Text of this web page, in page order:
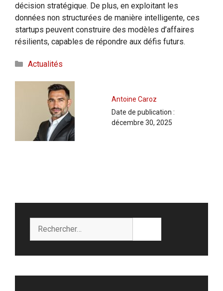
décision stratégique. De plus, en exploitant les
données non structurées de manière intelligente, ces
startups peuvent construire des modèles d’affaires
résilients, capables de répondre aux défis futurs.
Catégories
Actualités
Antoine Caroz
Date de publication :
décembre 30, 2025